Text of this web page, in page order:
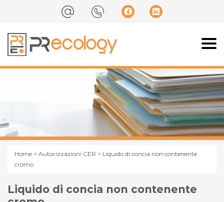
Home > Autorizzazioni CER > Liquido di concia non contenente
cromo
Liquido di concia non contenente